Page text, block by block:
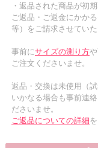
・返品された商品が初
ご返品・ご返金にかか
等）をご請求させてい
事前にサイズの測り方
ご注文くださいませ。
返品・交換は未使用（
いかなる場合も事前連
ださいませ。
ご返品についての詳細